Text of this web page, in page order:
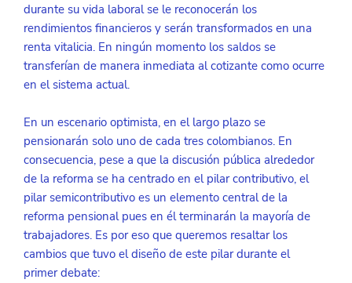
durante su vida laboral se le reconocerán los
rendimientos financieros y serán transformados en una
renta vitalicia. En ningún momento los saldos se
transferían de manera inmediata al cotizante como ocurre
en el sistema actual.
En un escenario optimista, en el largo plazo se
pensionarán solo uno de cada tres colombianos. En
consecuencia, pese a que la discusión pública alrededor
de la reforma se ha centrado en el pilar contributivo, el
pilar semicontributivo es un elemento central de la
reforma pensional pues en él terminarán la mayoría de
trabajadores. Es por eso que queremos resaltar los
cambios que tuvo el diseño de este pilar durante el
primer debate: